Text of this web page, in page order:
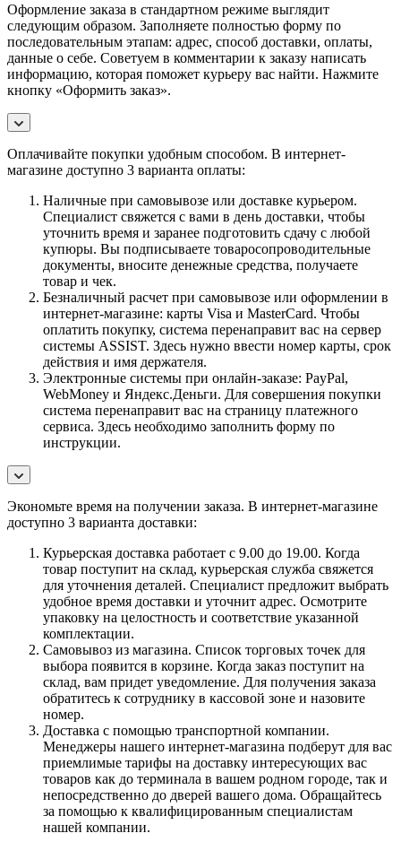
Оформление заказа в стандартном режиме выглядит
следующим образом. Заполняете полностью форму по
последовательным этапам: адрес, способ доставки, оплаты,
данные о себе. Советуем в комментарии к заказу написать
информацию, которая поможет курьеру вас найти. Нажмите
кнопку «Оформить заказ».
Оплачивайте покупки удобным способом. В интернет-
магазине доступно 3 варианта оплаты:
Наличные при самовывозе или доставке курьером.
Специалист свяжется с вами в день доставки, чтобы
уточнить время и заранее подготовить сдачу с любой
купюры. Вы подписываете товаросопроводительные
документы, вносите денежные средства, получаете
товар и чек.
Безналичный расчет при самовывозе или оформлении в
интернет-магазине: карты Visa и MasterCard. Чтобы
оплатить покупку, система перенаправит вас на сервер
системы ASSIST. Здесь нужно ввести номер карты, срок
действия и имя держателя.
Электронные системы при онлайн-заказе: PayPal,
WebMoney и Яндекс.Деньги. Для совершения покупки
система перенаправит вас на страницу платежного
сервиса. Здесь необходимо заполнить форму по
инструкции.
Экономьте время на получении заказа. В интернет-магазине
доступно 3 варианта доставки:
Курьерская доставка работает с 9.00 до 19.00. Когда
товар поступит на склад, курьерская служба свяжется
для уточнения деталей. Специалист предложит выбрать
удобное время доставки и уточнит адрес. Осмотрите
упаковку на целостность и соответствие указанной
комплектации.
Самовывоз из магазина. Список торговых точек для
выбора появится в корзине. Когда заказ поступит на
склад, вам придет уведомление. Для получения заказа
обратитесь к сотруднику в кассовой зоне и назовите
номер.
Доставка с помощью транспортной компании.
Менеджеры нашего интернет-магазина подберут для вас
приемлимые тарифы на доставку интересующих вас
товаров как до терминала в вашем родном городе, так и
непосредственно до дверей вашего дома. Обращайтесь
за помощью к квалифицированным специалистам
нашей компании.